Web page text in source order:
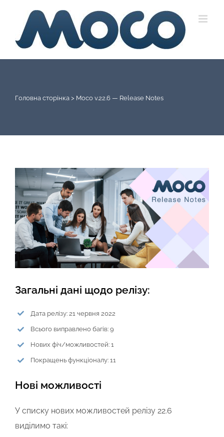
content
Головна сторінка > Moco v.22.6 — Release Notes
View
Larger
Image
Загальні дані щодо релізу:
Дата релізу: 21 червня 2022
Всього виправлено багів: 9
Нових фіч/можливостей: 1
Покращень функціоналу: 11
Нові можливості
У списку нових можливостей релізу 22.6
виділимо такі: